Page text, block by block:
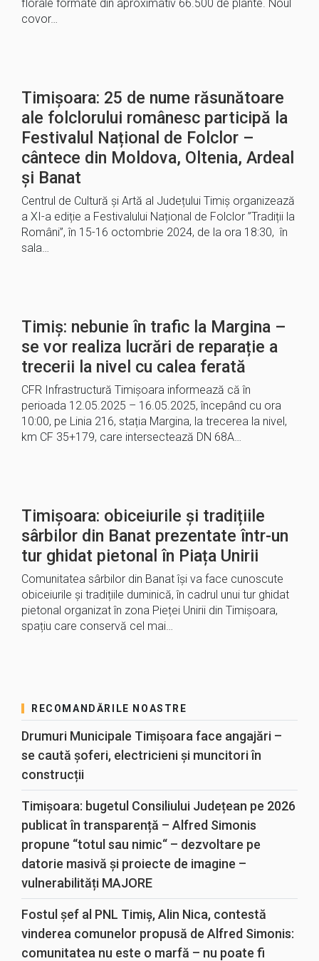
florale formate din aproximativ 66.500 de plante. Noul
covor…
Timișoara: 25 de nume răsunătoare
ale folclorului românesc participă la
Festivalul Național de Folclor –
cântece din Moldova, Oltenia, Ardeal
și Banat
Centrul de Cultură și Artă al Județului Timiș organizează
a XI-a ediție a Festivalului Național de Folclor ”Tradiții la
Români”, în 15-16 octombrie 2024, de la ora 18:30, în
sala…
Timiș: nebunie în trafic la Margina –
se vor realiza lucrări de reparație a
trecerii la nivel cu calea ferată
CFR Infrastructură Timișoara informează că în
perioada 12.05.2025 – 16.05.2025, începând cu ora
10:00, pe Linia 216, stația Margina, la trecerea la nivel,
km CF 35+179, care intersectează DN 68A…
Timișoara: obiceiurile și tradițiile
sârbilor din Banat prezentate într-un
tur ghidat pietonal în Piața Unirii
Comunitatea sârbilor din Banat își va face cunoscute
obiceiurile și tradițiile duminică, în cadrul unui tur ghidat
pietonal organizat în zona Pieței Unirii din Timișoara,
spațiu care conservă cel mai…
RECOMANDĂRILE NOASTRE
Drumuri Municipale Timișoara face angajări –
se caută șoferi, electricieni și muncitori în
construcții
Timișoara: bugetul Consiliului Județean pe 2026
publicat în transparență – Alfred Simonis
propune “totul sau nimic“ – dezvoltare pe
datorie masivă și proiecte de imagine –
vulnerabilități MAJORE
Fostul șef al PNL Timiș, Alin Nica, contestă
vinderea comunelor propusă de Alfred Simonis:
comunitatea nu este o marfă – nu poate fi